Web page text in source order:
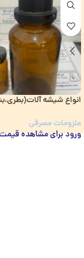
انواع شیشه
ملزومات مصرفی
ورود برای مشاهده